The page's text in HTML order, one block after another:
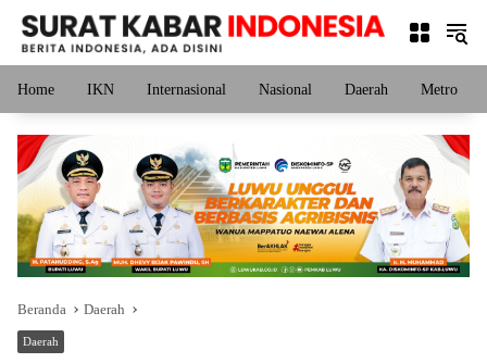
Langsung
konten
Home IKN Internasional Nasional Daerah Metro
Beranda Daerah
Daerah